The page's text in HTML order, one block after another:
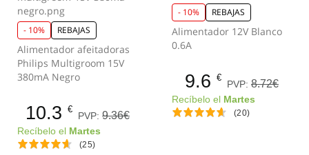
- 10% REBAJAS
Alimentador afeitadoras
Philips Multigroom 15V
380mA Negro
10.3 €
PVP: 9.36€
Recíbelo el Martes
(25)
- 10% REBAJAS
Alimentador 12V Blanco
0.6A
9.6 €
PVP: 8.72€
Recíbelo el Martes
(20)